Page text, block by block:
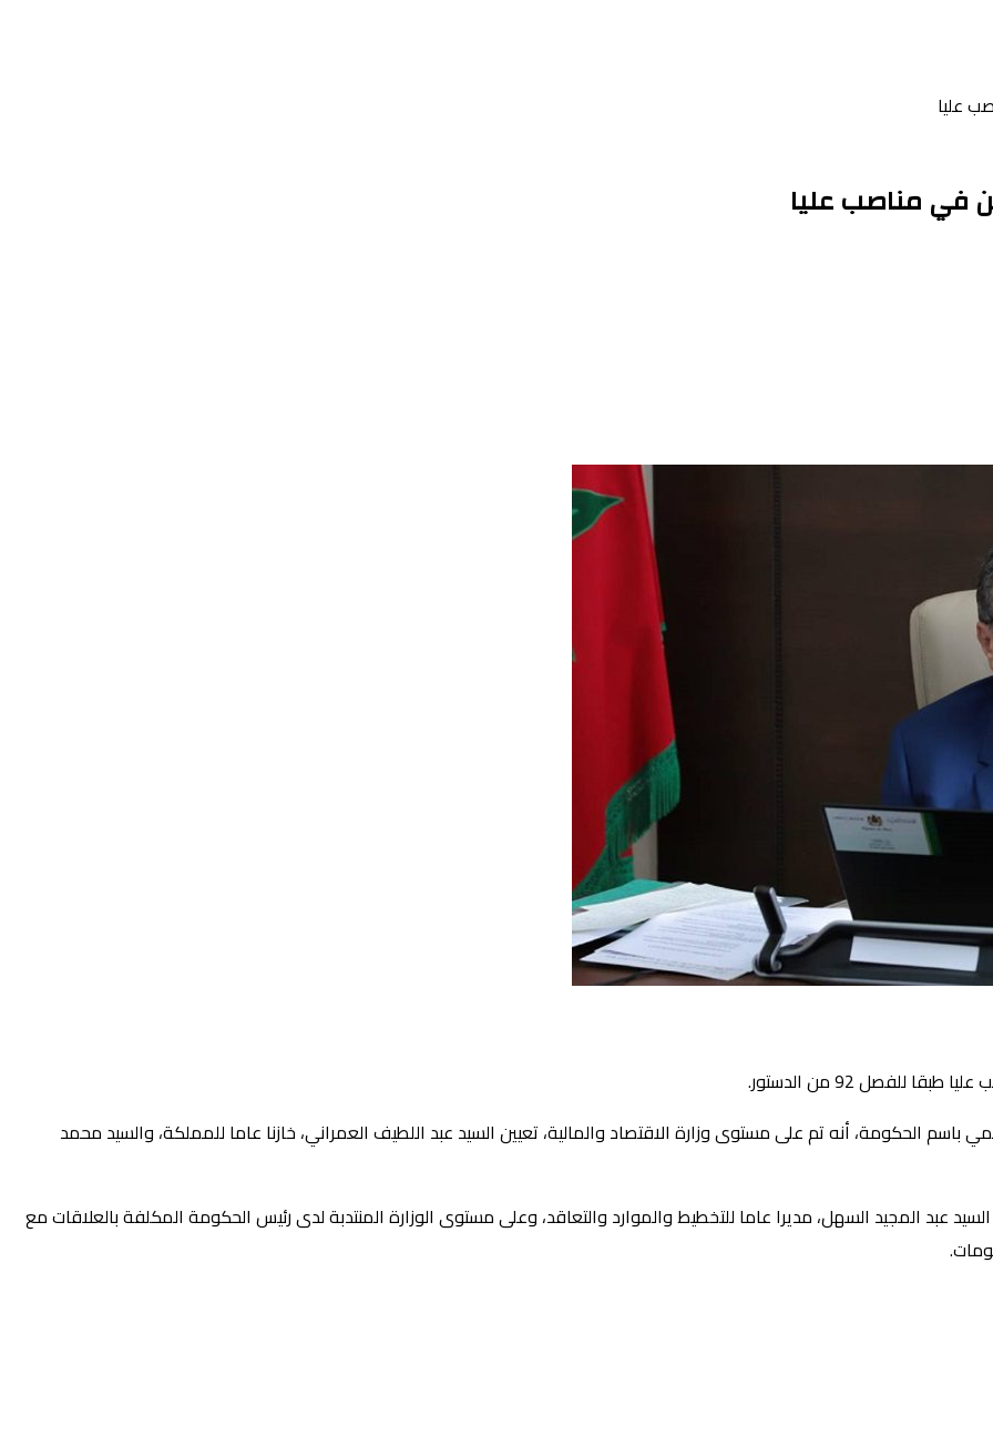
عليا
في مناصب عليا
92 من الدستور.
باسم الحكومة، أنه تم على مستوى وزارة الاقتصاد والمالية، تعيين السيد عبد اللطيف العمراني، خازنا عاما للمملكة، والسيد محمد
السيد عبد المجيد السهل، مديرا عاما للتخطيط والموارد والتعاقد، وعلى مستوى الوزارة المنتدبة لدى رئيس الحكومة المكلفة بالعلاقات مع